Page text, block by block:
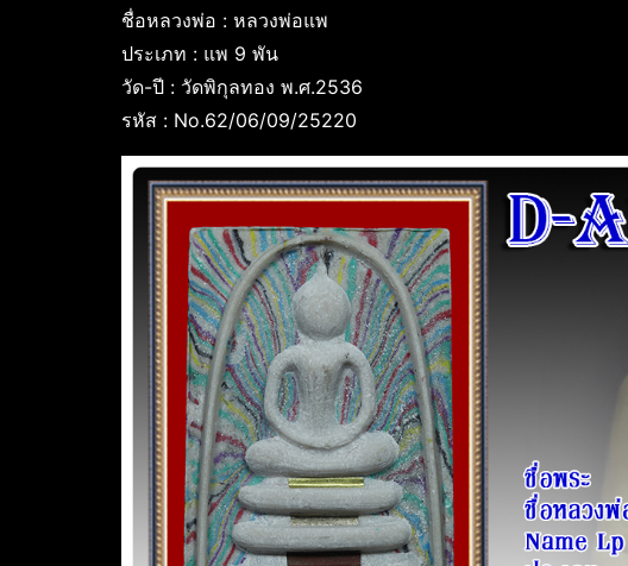
ชื่อหลวงพ่อ : หลวงพ่อแพ
ประเภท : แพ 9 พัน
วัด-ปี : วัดพิกุลทอง พ.ศ.2536
รหัส : No.62/06/09/25220